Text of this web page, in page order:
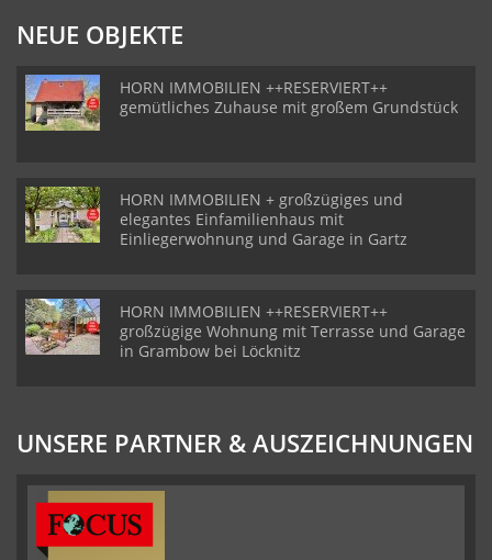
NEUE OBJEKTE
HORN IMMOBILIEN ++RESERVIERT++
gemütliches Zuhause mit großem Grundstück
HORN IMMOBILIEN + großzügiges und
elegantes Einfamilienhaus mit
Einliegerwohnung und Garage in Gartz
HORN IMMOBILIEN ++RESERVIERT++
großzügige Wohnung mit Terrasse und Garage
in Grambow bei Löcknitz
UNSERE PARTNER & AUSZEICHNUNGEN